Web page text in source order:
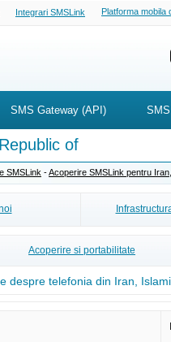
Integrari SMSLink Platforma mobila
SMS Gateway (API)
of
SMSLink -Acoperire SMSLink pentru
Acoperire si portabilitate
despre telefonia din Iran,